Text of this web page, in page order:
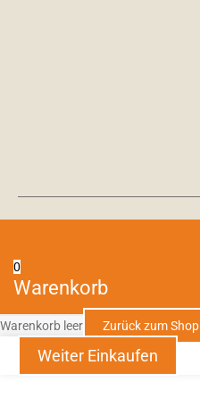
0
Warenkorb
Warenkorb leer Zurück zum Shop
Weiter Einkaufen